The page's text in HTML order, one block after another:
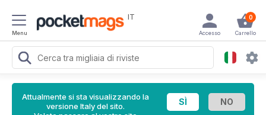
Menu
IT 0
Carrello
Accesso
Attualmente si sta visualizzando la
versione Italy del sito.